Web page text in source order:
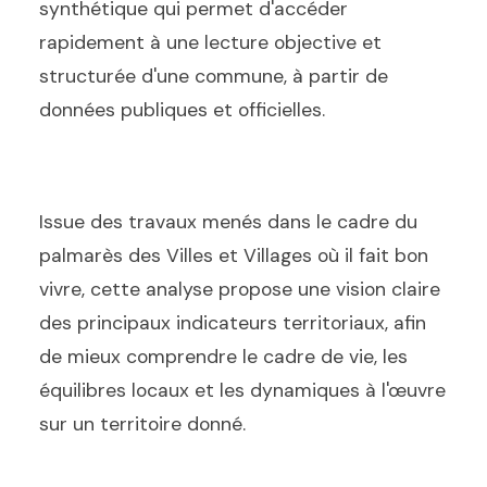
synthétique qui permet d'accéder
rapidement à une lecture objective et
structurée d'une commune, à partir de
données publiques et officielles.
Issue des travaux menés dans le cadre du
palmarès des Villes et Villages où il fait bon
vivre, cette analyse propose une vision claire
des principaux indicateurs territoriaux, afin
de mieux comprendre le cadre de vie, les
équilibres locaux et les dynamiques à l'œuvre
sur un territoire donné.